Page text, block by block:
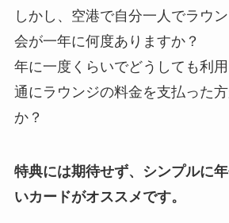
しかし、空港で自分一人でラウ
会が一年に何度ありますか？
年に一度くらいでどうしても利
通にラウンジの料金を支払った
か？
特典には期待せず、シンプルに
いカードがオススメです。